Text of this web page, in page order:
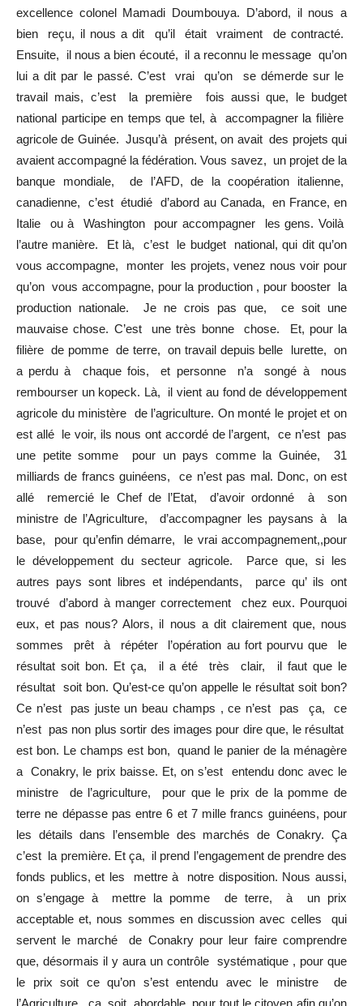
excellence colonel Mamadi Doumbouya. D’abord, il nous a
bien reçu, il nous a dit qu’il était vraiment de contracté.
Ensuite, il nous a bien écouté, il a reconnu le message qu’on
lui a dit par le passé. C’est vrai qu’on se démerde sur le
travail mais, c’est la première fois aussi que, le budget
national participe en temps que tel, à accompagner la filière
agricole de Guinée. Jusqu’à présent, on avait des projets qui
avaient accompagné la fédération. Vous savez, un projet de la
banque mondiale, de l’AFD, de la coopération italienne,
canadienne, c’est étudié d’abord au Canada, en France, en
Italie ou à Washington pour accompagner les gens. Voilà
l’autre manière. Et là, c’est le budget national, qui dit qu’on
vous accompagne, monter les projets, venez nous voir pour
qu’on vous accompagne, pour la production , pour booster la
production nationale. Je ne crois pas que, ce soit une
mauvaise chose. C’est une très bonne chose. Et, pour la
filière de pomme de terre, on travail depuis belle lurette, on
a perdu à chaque fois, et personne n’a songé à nous
rembourser un kopeck. Là, il vient au fond de développement
agricole du ministère de l’agriculture. On monté le projet et on
est allé le voir, ils nous ont accordé de l’argent, ce n’est pas
une petite somme pour un pays comme la Guinée, 31
milliards de francs guinéens, ce n’est pas mal. Donc, on est
allé remercié le Chef de l’Etat, d’avoir ordonné à son
ministre de l’Agriculture, d’accompagner les paysans à la
base, pour qu’enfin démarre, le vrai accompagnement,,pour
le développement du secteur agricole. Parce que, si les
autres pays sont libres et indépendants, parce qu’ ils ont
trouvé d’abord à manger correctement chez eux. Pourquoi
eux, et pas nous? Alors, il nous a dit clairement que, nous
sommes prêt à répéter l’opération au fort pourvu que le
résultat soit bon. Et ça, il a été très clair, il faut que le
résultat soit bon. Qu’est-ce qu’on appelle le résultat soit bon?
Ce n’est pas juste un beau champs , ce n’est pas ça, ce
n’est pas non plus sortir des images pour dire que, le résultat
est bon. Le champs est bon, quand le panier de la ménagère
a Conakry, le prix baisse. Et, on s’est entendu donc avec le
ministre de l’agriculture, pour que le prix de la pomme de
terre ne dépasse pas entre 6 et 7 mille francs guinéens, pour
les détails dans l’ensemble des marchés de Conakry. Ça
c’est la première. Et ça, il prend l’engagement de prendre des
fonds publics, et les mettre à notre disposition. Nous aussi,
on s’engage à mettre la pomme de terre, à un prix
acceptable et, nous sommes en discussion avec celles qui
servent le marché de Conakry pour leur faire comprendre
que, désormais il y aura un contrôle systématique , pour que
le prix soit ce qu’on s’est entendu avec le ministre de
l’Agriculture, ça soit abordable pour tout le citoyen afin qu’on